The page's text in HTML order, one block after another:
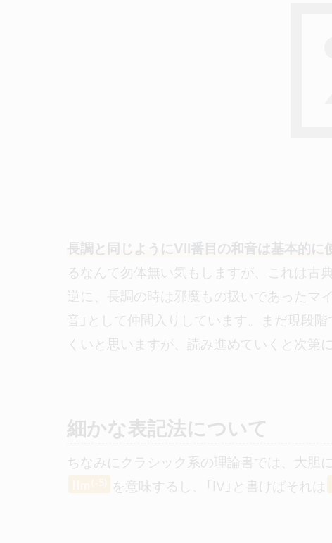
長調と同じようにVII番目の和音は基本的に
るなんて勿体無い気もしますが、これは古
逆に、長調の時は邪魔もの扱いであったマ
音」として仲間入りしています。まだ現段
くいと思いますが、読み進めていくと次第
細かな表記法について
ちなみにクラシック系の理論書では、大胆に
を意味するし、「IV」と書けばそれは